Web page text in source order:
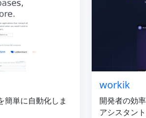
簡単に自動化しま
workik
開発者の効
アシスタント